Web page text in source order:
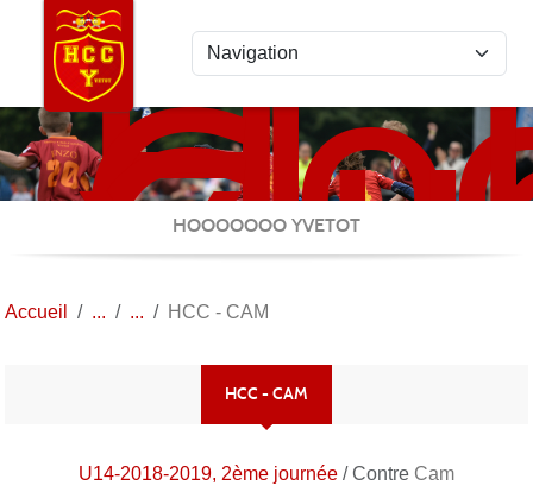
HOOOOOOO YVETOT
Accueil HCC - CAM
HCC - CAM
U14-2018-2019, 2ème journée / Contre Cam
Panneau de gestion des cookies